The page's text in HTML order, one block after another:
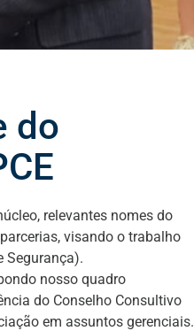
do
relevantes nomes do
visando o trabalho
Segurança).
nosso quadro
do Conselho Consultivo
em assuntos gerenciais.